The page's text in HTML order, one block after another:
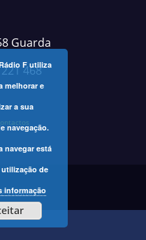
Guarda
468
Rádio F
F utiliza
melhorar e
a sua
navegação.
navegar está
de
informação